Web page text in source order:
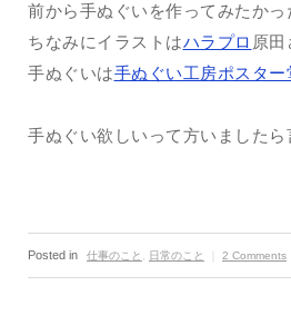
前から手ぬぐいを作ってみたかっ
ちなみにイラストはハラプロ 原田
手ぬぐいは手ぬぐい工房ポスター
手ぬぐい欲しいって方いましたら
Posted in 仕事のこと , 日常のこと 2 Comments